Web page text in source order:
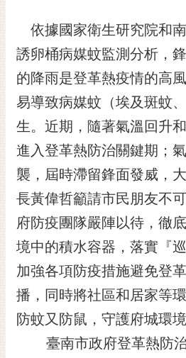
市政資訊
市民互動
黃
偉
哲
光
花
桐
花
祭
依據國家衛生研究院和
誘卵桶病媒蚊監測分析，
的降雨是登革熱疫情的高
易導致病媒蚊（埃及斑蚊
生。近期，隨著氣溫回升
進入登革熱防治關鍵期；
襲，屆時滯留鋒面發威，
長黃偉哲籲請市民朋友不
府防疫團隊嚴陣以待，徹
境中的積水容器，落實『
加強各項防疫措施避免登
播，同時將社區和居家等
防蚊又防鼠，守護府城環
臺南市政府登革熱防治